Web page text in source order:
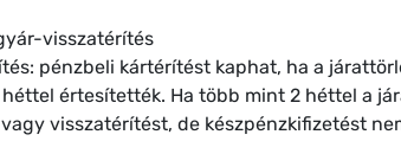
visszatérítés
pénzbeli kártérítést kaphat, ha a
értesítették. Ha több mint 2 héttel a
visszatérítést, de készpénzkifizetést